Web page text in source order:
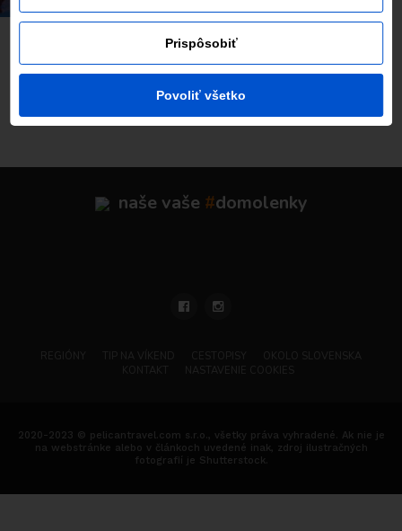
Najčítanejšie dnes
naše vaše #domolenky
2020-2023 © pelicantravel.com s.r.o., všetky práva vyhradené. Ak nie je
na webstránke alebo v článkoch uvedené inak, zdroj ilustračných
fotografií je Shutterstock.
Prispôsobiť
Povoliť všetko